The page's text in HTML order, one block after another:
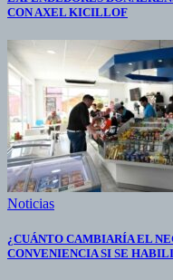
CON AXEL KICILLOF
Noticias
¿CUÁNTO CAMBIARÍA EL
CONVENIENCIA SI SE